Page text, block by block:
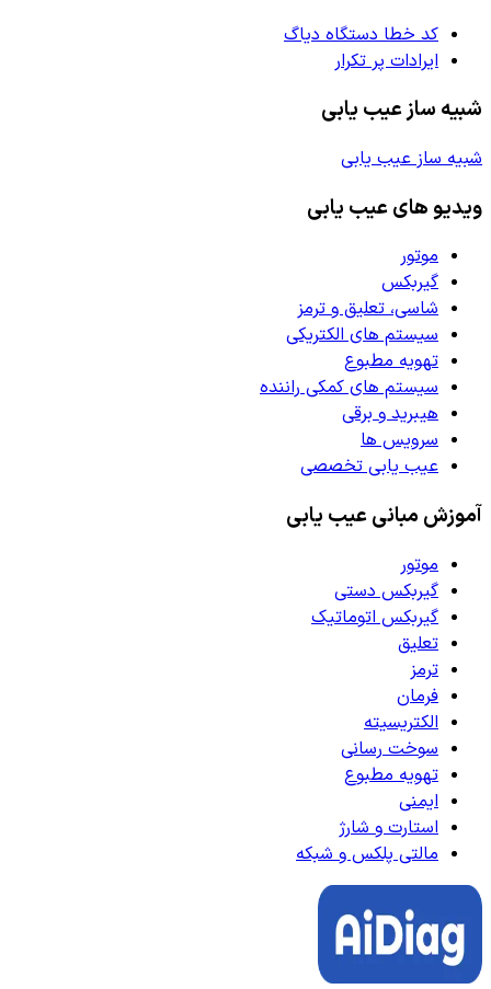
کد خطا دستگاه دیاگ
ایرادات پر تکرار
شبیه ساز عیب یابی
شبیه ساز عیب یابی
ویدیو های عیب یابی
موتور
گیربکس
شاسی، تعلیق و ترمز
سیستم های الکتریکی
تهویه مطبوع
سیستم های کمکی راننده
هیبرید و برقی
سرویس ها
عیب یابی تخصصی
آموزش مبانی عیب یابی
موتور
گیربکس دستی
گیربکس اتوماتیک
تعلیق
ترمز
فرمان
الکتریسیته
سوخت رسانی
تهویه مطبوع
ایمنی
استارت و شارژ
مالتی پلکس و شبکه